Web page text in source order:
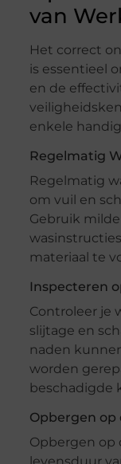
van
Het correct
is essentieel
en de
enkele
Regelmatig
Regelmatig
om vuil en
Gebruik
materiaal te
Inspecteren
Controleer je
slijtage en
naden
worden
beschadigde
Opbergen op
Opbergen op